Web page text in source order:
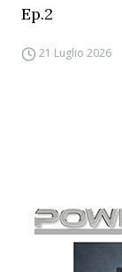
Ep.2
21 Luglio 2026